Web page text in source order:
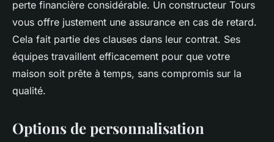
perte financière considérable. Un constructeur Tours
vous offre justement une assurance en cas de retard.
Cela fait partie des clauses dans leur contrat. Ses
équipes travaillent efficacement pour que votre
maison soit prête à temps, sans compromis sur la
qualité.
Options de personnalisation